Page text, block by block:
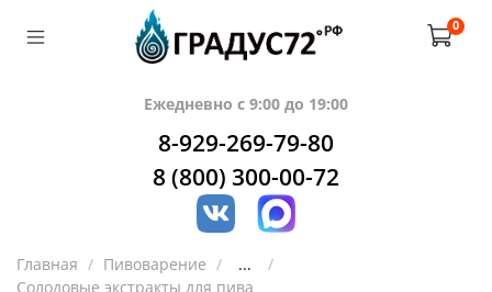
0
Ежедневно с 9:00 до 19:00
8-929-269-79-80
8 (800) 300-00-72
Главная Пивоварение
...
Солодовые экстракты для пива